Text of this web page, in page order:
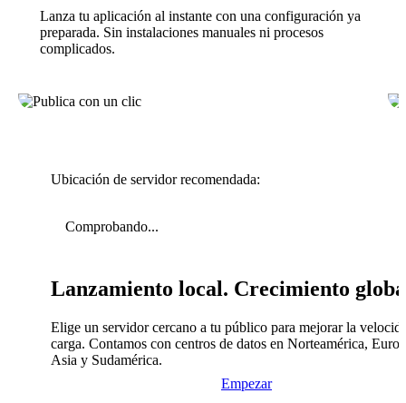
Lanza tu aplicación al instante con una configuración ya
preparada. Sin instalaciones manuales ni procesos
complicados.
Ubicación de servidor recomendada:
Comprobando...
Lanzamiento local. Crecimiento
Elige un servidor cercano a tu público para mejorar la
carga. Contamos con centros de datos en Norteamérica,
Asia y Sudamérica.
Empezar